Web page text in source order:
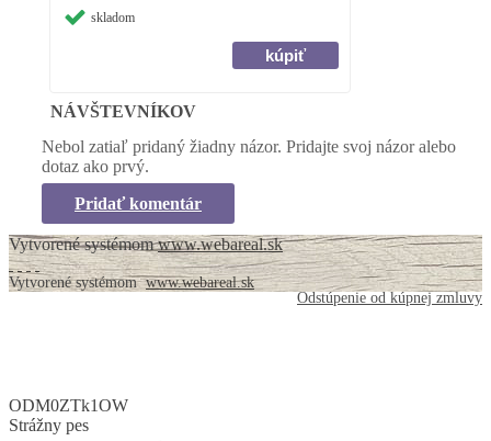
skladom
NÁVŠTEVNÍKOV
Nebol zatiaľ pridaný žiadny názor. Pridajte svoj názor alebo
dotaz ako prvý.
Pridať komentár
Vytvorené systémomwww.webareal.sk
Vytvorené systémom www.webareal.sk
Odstúpenie od kúpnej zmluvy
ODM0ZTk1OW
Strážny pes